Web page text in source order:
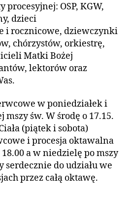
procesyjnej: OSP, KGW,
dzieci
i rocznicowe, dziewczynki
chórzystów, orkiestrę,
Matki Bożej
lektorów oraz
w poniedziałek i
św. W środę o 17.15.
(piątek i sobota)
i procesja oktawalna
18.00 a w niedzielę po mszy
serdecznie do udziału we
przez całą oktawę.